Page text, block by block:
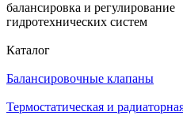
балансировка и регулирование
гидротехнических систем
Каталог
Балансировочные клапаны
Термостатическая и